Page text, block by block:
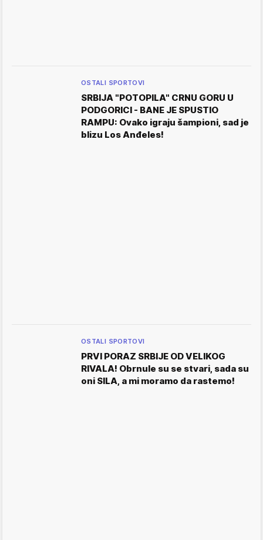
OSTALI SPORTOVI
SRBIJA "POTOPILA" CRNU GORU U
PODGORICI - BANE JE SPUSTIO
RAMPU: Ovako igraju šampioni, sad je
blizu Los Anđeles!
OSTALI SPORTOVI
PRVI PORAZ SRBIJE OD VELIKOG
RIVALA! Obrnule su se stvari, sada su
oni SILA, a mi moramo da rastemo!